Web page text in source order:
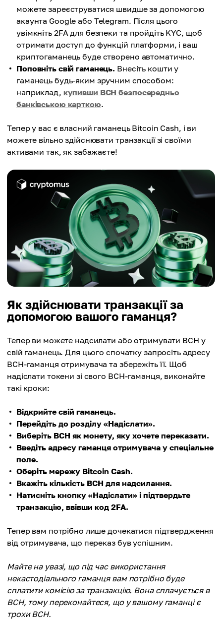
можете зареєструватися швидше за допомогою
акаунта Google або Telegram. Після цього
увімкніть 2FA для безпеки та пройдіть KYC, щоб
отримати доступ до функцій платформи, і ваш
криптогаманець буде створено автоматично.
Поповніть свій гаманець. Внесіть кошти у
гаманець будь-яким зручним способом:
наприклад, купивши BCH безпосередньо
банківською карткою.
Тепер у вас є власний гаманець Bitcoin Cash, і ви
можете вільно здійснювати транзакції зі своїми
активами так, як забажаєте!
Як здійснювати транзакції за
допомогою вашого гаманця?
Тепер ви можете надсилати або отримувати BCH у
свій гаманець. Для цього спочатку запросіть адресу
BCH-гаманця отримувача та збережіть її. Щоб
надіслати токени зі свого BCH-гаманця, виконайте
такі кроки:
Відкрийте свій гаманець.
Перейдіть до розділу «Надіслати».
Виберіть BCH як монету, яку хочете переказати.
Введіть адресу гаманця отримувача у спеціальне
поле.
Оберіть мережу Bitcoin Cash.
Вкажіть кількість BCH для надсилання.
Натисніть кнопку «Надіслати» і підтвердьте
транзакцію, ввівши код 2FA.
Тепер вам потрібно лише дочекатися підтвердження
від отримувача, що переказ був успішним.
Майте на увазі, що під час використання
некастодіального гаманця вам потрібно буде
сплатити комісію за транзакцію. Вона сплачується в
BCH, тому переконайтеся, що у вашому гаманці є
трохи BCH.